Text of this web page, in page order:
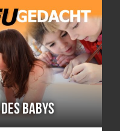
Babys